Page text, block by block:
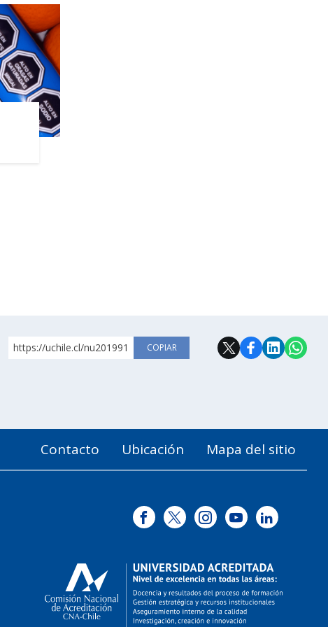
https://uchile.cl/nu201991 COPIAR
Contacto Ubicación Mapa del sitio